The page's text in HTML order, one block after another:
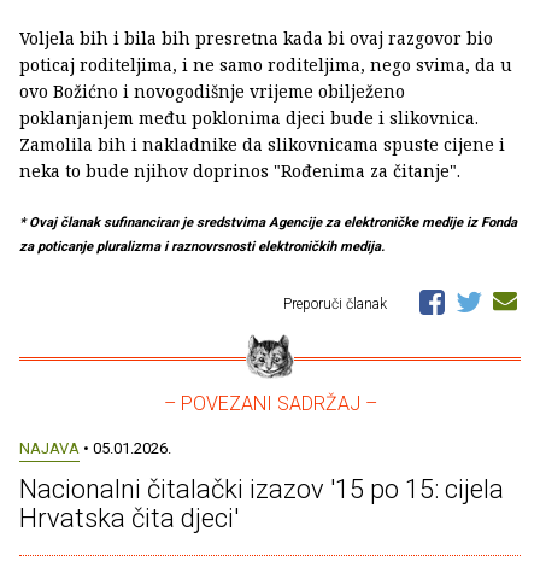
Voljela bih i bila bih presretna kada bi ovaj razgovor bio
poticaj roditeljima, i ne samo roditeljima, nego svima, da u
ovo Božićno i novogodišnje vrijeme obilježeno
poklanjanjem među poklonima djeci bude i slikovnica.
Zamolila bih i nakladnike da slikovnicama spuste cijene i
neka to bude njihov doprinos "Rođenima za čitanje".
* Ovaj članak sufinanciran je sredstvima Agencije za elektroničke medije iz Fonda
za poticanje pluralizma i raznovrsnosti elektroničkih medija.
Preporuči članak
– POVEZANI SADRŽAJ –
NAJAVA • 05.01.2026.
Nacionalni čitalački izazov '15 po 15: cijela
Hrvatska čita djeci'